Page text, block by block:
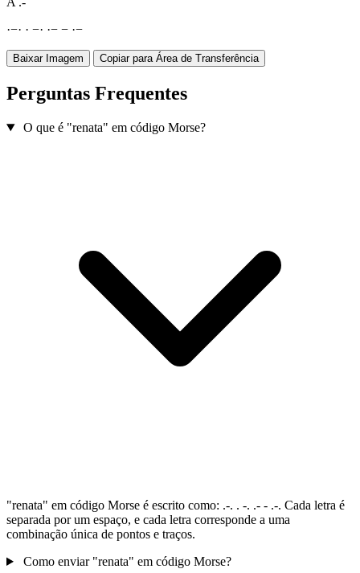
·−· · −· ·− − ·−
Baixar Imagem Copiar para Área de Transferência
Perguntas Frequentes
O que é "renata" em código Morse?
"renata" em código Morse é escrito como: .-. . -. .- - .-. Cada letra é
separada por um espaço, e cada letra corresponde a uma
combinação única de pontos e traços.
Como enviar "renata" em código Morse?